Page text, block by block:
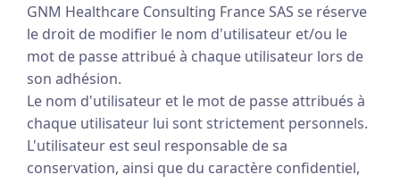
GNM Healthcare Consulting France SAS se réserve
le droit de modifier le nom d'utilisateur et/ou le
mot de passe attribué à chaque utilisateur lors de
son adhésion.
Le nom d'utilisateur et le mot de passe attribués à
chaque utilisateur lui sont strictement personnels.
L'utilisateur est seul responsable de sa
conservation, ainsi que du caractère confidentiel,